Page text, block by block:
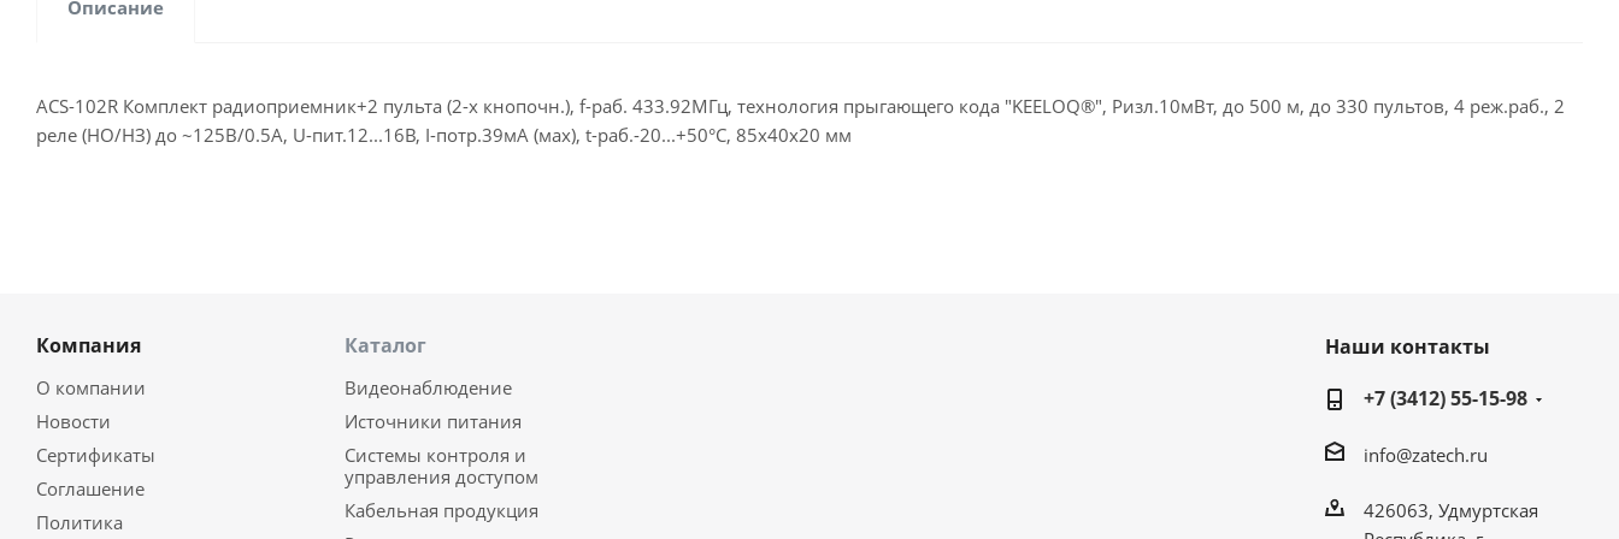
Описание
ACS-102R Комплект радиоприемник+2 пульта (2-х кнопочн.), f-раб. 433.92МГц, технология прыгающего кода "KEELOQ®", Ризл.10мВт, до 500 м, до 330 пультов, 4 реж.раб., 2
реле (НО/НЗ) до ~125В/0.5А, U-пит.12...16В, I-потр.39мА (мах), t-раб.-20...+50°С, 85х40х20 мм
Компания
О компании
Новости
Сертификаты
Соглашение
Политика
Каталог
Видеонаблюдение
Источники питания
Системы контроля и
управления доступом
Кабельная продукция
Наши контакты
+7 (3412) 55-15-98
info@zatech.ru
426063, Удмуртская